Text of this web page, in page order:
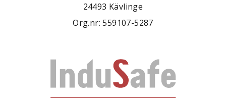
24493 Kävlinge
Org.nr: 559107-5287